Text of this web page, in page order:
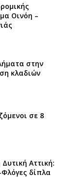
Οινόη –
στην
κλαδιών
σε 8
Αττική:
δίπλα